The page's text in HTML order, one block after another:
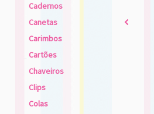
Cadernos
Canetas
2
Carimbos
Cartões
Chaveiros
Clips
Colas